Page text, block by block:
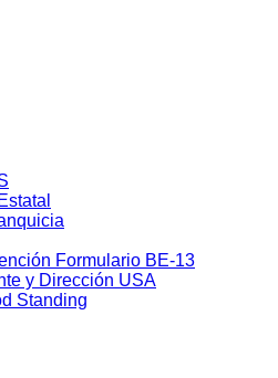
Formulario BE-13
y Dirección USA
Standing